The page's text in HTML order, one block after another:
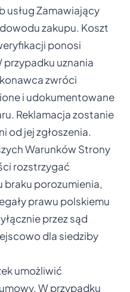
usług Zamawiający
zakupu. Koszt
ponosi
uznania
zwróci
i udokumentowane
Reklamacja zostanie
od jej zgłoszenia.
Warunków Strony
rozstrzygać
porozumienia,
prawu polskiemu
przez sąd
dla siedziby
umożliwić
W przypadku